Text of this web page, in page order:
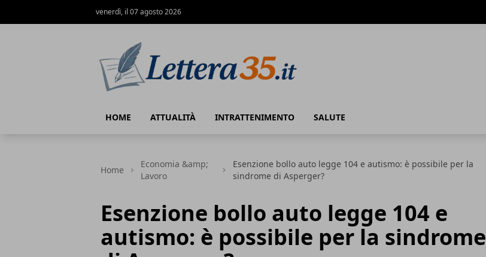
venerdì, il 07 agosto 2026
HOME ATTUALITÀ INTRATTENIMENTO SALUTE
Home
Economia &amp;
Lavoro
Esenzione bollo auto legge 104 e autismo: è possibile per la
sindrome di Asperger?
Esenzione bollo auto legge 104 e
autismo: è possibile per la sindrome